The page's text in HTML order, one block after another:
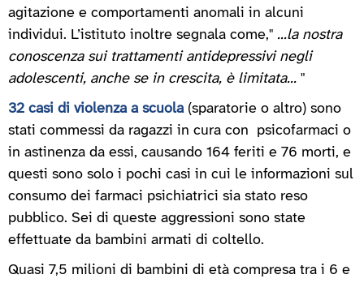
agitazione e comportamenti anomali in alcuni
individui. L’istituto inoltre segnala come," ...la nostra
conoscenza sui trattamenti antidepressivi negli
adolescenti, anche se in crescita, è limitata... "
32 casi di violenza a scuola(sparatorie o altro) sono
stati commessi da ragazzi in cura con psicofarmaci o
in astinenza da essi, causando 164 feriti e 76 morti, e
questi sono solo i pochi casi in cui le informazioni sul
consumo dei farmaci psichiatrici sia stato reso
pubblico. Sei di queste aggressioni sono state
effettuate da bambini armati di coltello.
Quasi 7,5 milioni di bambini di età compresa tra i 6 e